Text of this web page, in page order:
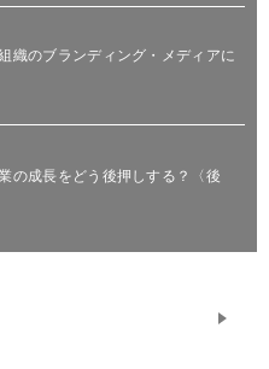
織のブランディング・メディアに
の成長をどう後押しする？〈後